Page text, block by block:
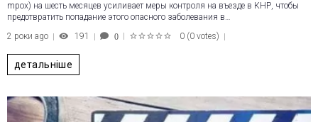
mpox) на шесть месяцев усиливает меры контроля на въезде в КНР, чтобы
предотвратить попадание этого опасного заболевания в…
2 роки ago
191 0 0 (0 votes)
детальніше